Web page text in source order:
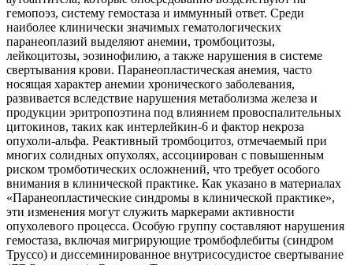
гемопоэз, систему гемостаза и иммунный ответ. Среди
наиболее клинически значимых гематологических
паранеоплазий выделяют анемии, тромбоцитозы,
лейкоцитозы, эозинофилию, а также нарушения в системе
свертывания крови. Паранеопластическая анемия, часто
носящая характер анемии хронического заболевания,
развивается вследствие нарушения метаболизма железа и
продукции эритропоэтина под влиянием провоспалительных
цитокинов, таких как интерлейкин-6 и фактор некроза
опухоли-альфа. Реактивный тромбоцитоз, отмечаемый при
многих солидных опухолях, ассоциирован с повышенным
риском тромботических осложнений, что требует особого
внимания в клинической практике. Как указано в материалах
«Паранеопластические синдромы в клинической практике»,
эти изменения могут служить маркерами активности
опухолевого процесса. Особую группу составляют нарушения
гемостаза, включая мигрирующие тромбофлебиты (синдром
Труссо) и диссеминированное внутрисосудистое свертывание